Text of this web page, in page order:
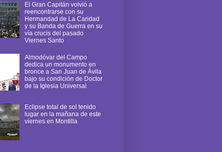
El Gran Capitán volvió a
reencontrarse con su
Hermandad de La Caridad
y su Banda de Guerra en su
vía crucis del pasado
Viernes Santo
Almodóvar del Campo
dedica un monumento en
bronce a San Juan de Ávila
bajo su condición de Doctor
de la Iglesia Universal
Eclipse total de sol tenido
lugar en la mañana de este
viernes en Montilla